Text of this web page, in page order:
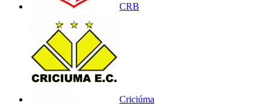
CRB
Criciúma